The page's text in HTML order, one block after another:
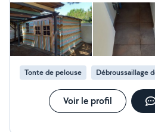
Tonte de pelouse Débroussaillage
Voir le profil